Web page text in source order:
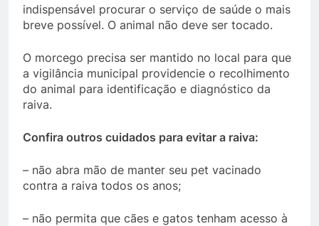
indispensável procurar o serviço de saúde o mais
breve possível. O animal não deve ser tocado.
O morcego precisa ser mantido no local para que
a vigilância municipal providencie o recolhimento
do animal para identificação e diagnóstico da
raiva.
Confira outros cuidados para evitar a raiva:
– não abra mão de manter seu pet vacinado
contra a raiva todos os anos;
– não permita que cães e gatos tenham acesso à